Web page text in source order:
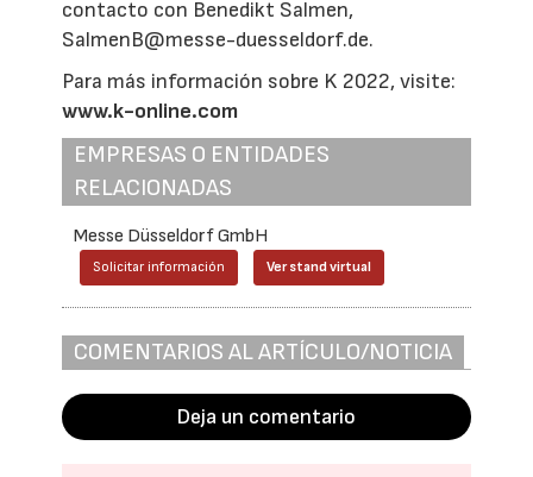
contacto con Benedikt Salmen,
SalmenB@messe-duesseldorf.de.
Para más información sobre K 2022, visite:
www.k-online.com
EMPRESAS O ENTIDADES
RELACIONADAS
Messe Düsseldorf GmbH
Solicitar información Ver stand virtual
COMENTARIOS AL ARTÍCULO/NOTICIA
Deja un comentario